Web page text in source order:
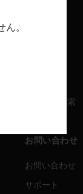
求人情報検索
お問い合わせ
お問い合わせ
サポート
。